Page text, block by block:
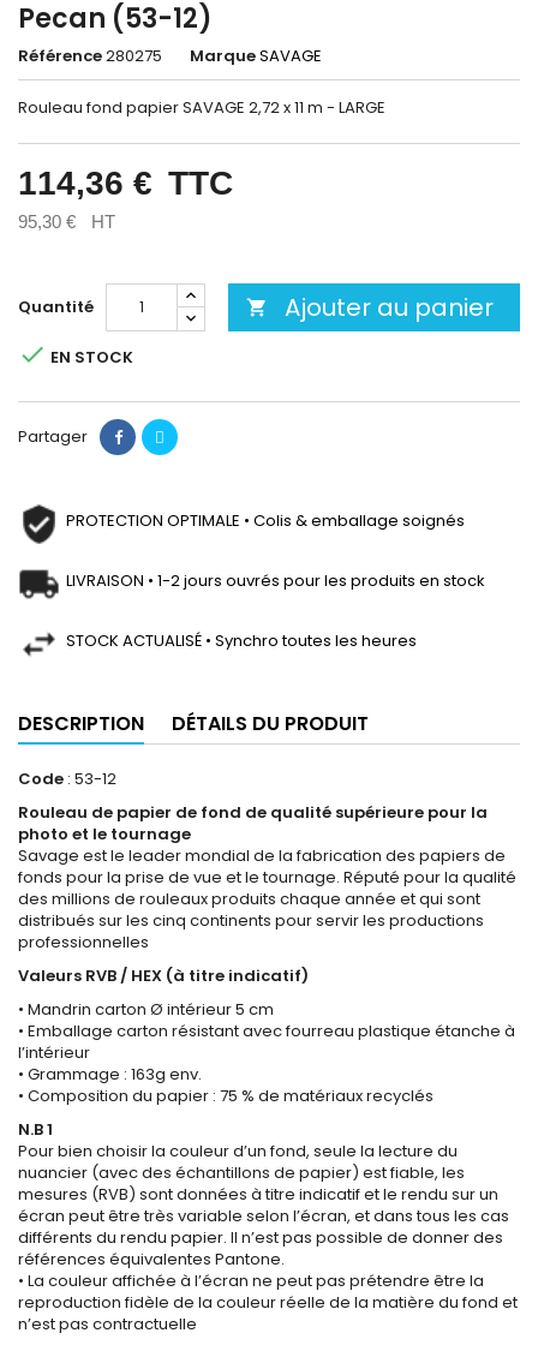
Pecan (53-12)
Référence280275 MarqueSAVAGE
Rouleau fond papier SAVAGE 2,72 x 11 m - LARGE
114,36 € TTC
95,30 € HT
Quantité  Ajouter au panier
 EN STOCK
Partager
PROTECTION OPTIMALE • Colis & emballage soignés
LIVRAISON • 1-2 jours ouvrés pour les produits en stock
STOCK ACTUALISÉ • Synchro toutes les heures
DESCRIPTION DÉTAILS DU PRODUIT
Code : 53-12
Rouleau de papier de fond de qualité supérieure pour la
photo et le tournage
Savage est le leader mondial de la fabrication des papiers de
fonds pour la prise de vue et le tournage. Réputé pour la qualité
des millions de rouleaux produits chaque année et qui sont
distribués sur les cinq continents pour servir les productions
professionnelles
Valeurs RVB / HEX (à titre indicatif)
• Mandrin carton Ø intérieur 5 cm
• Emballage carton résistant avec fourreau plastique étanche à
l’intérieur
• Grammage : 163g env.
• Composition du papier : 75 % de matériaux recyclés
N.B 1
Pour bien choisir la couleur d’un fond, seule la lecture du
nuancier (avec des échantillons de papier) est fiable, les
mesures (RVB) sont données à titre indicatif et le rendu sur un
écran peut être très variable selon l’écran, et dans tous les cas
différents du rendu papier. Il n’est pas possible de donner des
références équivalentes Pantone.
• La couleur affichée à l’écran ne peut pas prétendre être la
reproduction fidèle de la couleur réelle de la matière du fond et
n’est pas contractuelle